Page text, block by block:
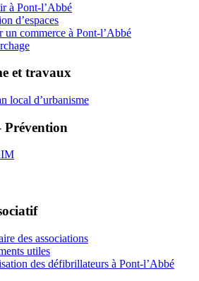
à Pont-l’Abbé
d’espaces
un commerce à Pont-l’Abbé
et travaux
local d’urbanisme
Prévention
des associations
utiles
des défibrillateurs à Pont-l’Abbé